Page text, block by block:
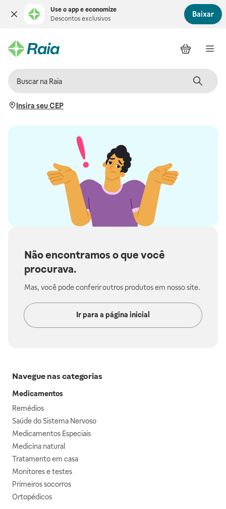
Use o app e economize
Descontos exclusivos
Baixar
Insira seu CEP
Não encontramos o que você
procurava.
Mas, você pode conferir outros produtos em nosso site.
Ir para a página inicial
Navegue nas categorias
Medicamentos
Remédios
Saúde do Sistema Nervoso
Medicamentos Especiais
Medicina natural
Tratamento em casa
Monitores e testes
Primeiros socorros
Ortopédicos